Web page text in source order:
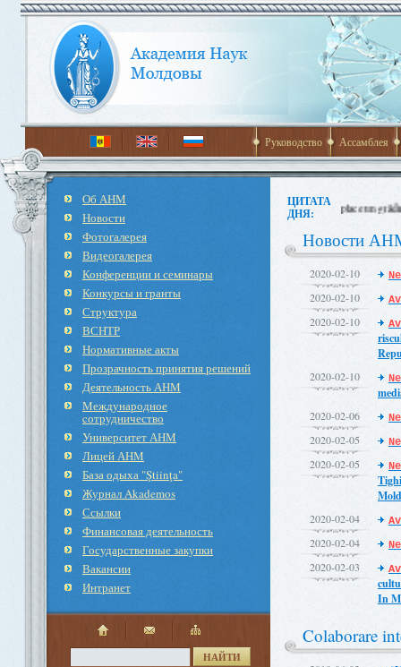
Руководство Ассамблея
Об АНМ
Новости
Фотогалерея
Видеогалерея
Конференции и семинары
Конкурсы и гранты
Структура
ВСНТР
Нормативные акты
Прозрачность принятия решений
Деятельность АНМ
Международное
cотрудничество
Университет АНМ
Лицей АНМ
База одыха "Ştiinţa"
Журнал Akademos
Ссылки
Финансовая деятельность
Государственные закупки
Вакансии
Интранет
НАЙТИ
ЦИТАТА
ДНЯ:
Ştiinţa este o plantă delicată căreia nu îi place un grădinar
Новости
2020-02-10
2020-02-10
2020-02-10
2020-02-10
2020-02-06
2020-02-05
2020-02-05
2020-02-04
2020-02-04
2020-02-03
In
Colaborare